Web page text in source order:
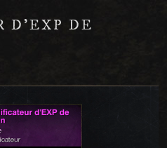
D'EXP DE